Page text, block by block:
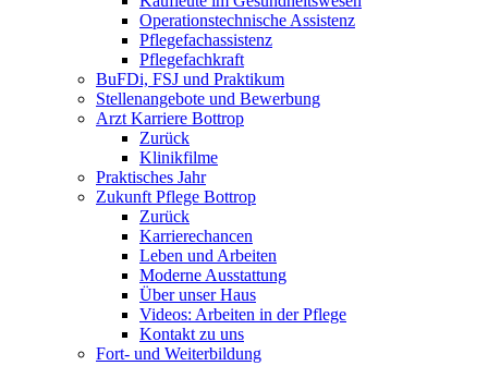
Operationstechnische Assistenz
Pflegefachassistenz
Pflegefachkraft
BuFDi, FSJ und Praktikum
Stellenangebote und Bewerbung
Arzt Karriere Bottrop
Zurück
Klinikfilme
Praktisches Jahr
Zukunft Pflege Bottrop
Zurück
Karrierechancen
Leben und Arbeiten
Moderne Ausstattung
Über unser Haus
Videos: Arbeiten in der Pflege
Kontakt zu uns
Fort- und Weiterbildung